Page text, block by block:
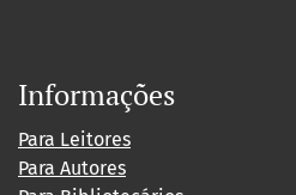
Informações
Para Leitores
Para Autores